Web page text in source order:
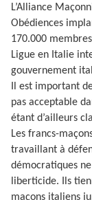
L’Alliance
Obédiences
170.000
Ligue en Italie
gouvernement
Il est important
pas acceptable
étant d’ailleurs
Les francs-
travaillant à
démocratiques
liberticide. Ils
maçons italiens